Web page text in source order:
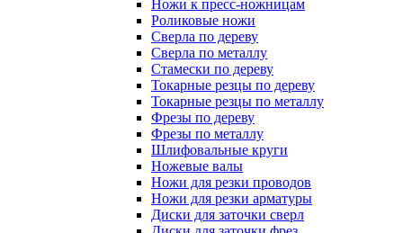
Ножи к пресс-ножницам
Роликовые ножи
Сверла по дереву
Сверла по металлу
Стамески по дереву
Токарные резцы по дереву
Токарные резцы по металлу
Фрезы по дереву
Фрезы по металлу
Шлифовальные круги
Ножевые валы
Ножи для резки проводов
Ножи для резки арматуры
Диски для заточки сверл